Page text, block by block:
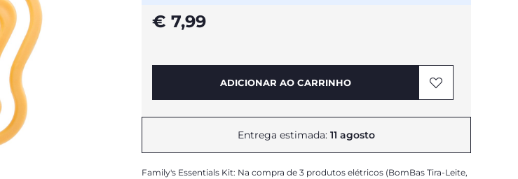
€ 7,99
ADICIONAR AO CARRINHO
Entrega estimada: 11 agosto
Family's Essentials Kit: Na compra de 3 produtos elétricos (BomBas Tira-Leite,